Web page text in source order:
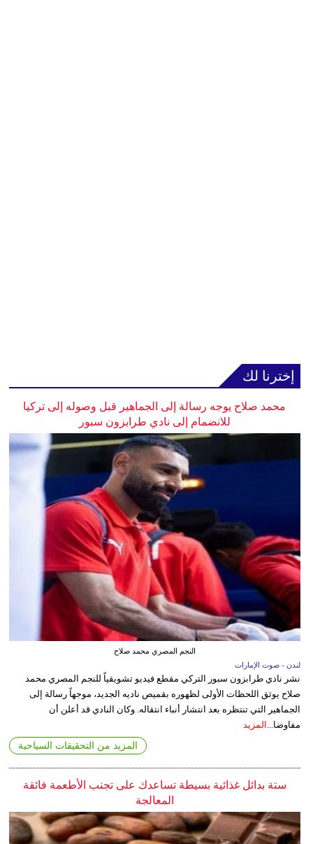
إخترنا لك
محمد صلاح يوجه رسالة إلى الجماهير قبل وصوله إلى تركيا
للانضمام إلى نادي طرابزون سبور
النجم المصري محمد صلاح
لندن - صوت الإمارات
نشر نادي طرابزون سبور التركي مقطع فيديو تشويقياً للنجم المصري محمد
صلاح يوثق اللحظات الأولى لظهوره بقميص ناديه الجديد، موجهاً رسالة إلى
الجماهير التي تنتظره بعد انتشار أنباء انتقاله. وكان النادي قد أعلن أن
مفاوضا... المزيد
المزيد من التحقيقات السياحية
ستة بدائل غذائية بسيطة تساعدك على تجنب الأطعمة فائقة
المعالجة